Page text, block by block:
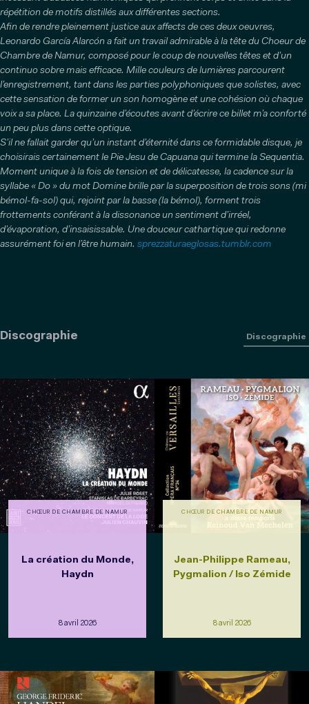
répétition de motifs distillés aux différentes sections.
Afin de rendre pleinement justice aux affects de ces deux oeuvres,
Leonardo García Alarcón a fait un travail admirable à la tête du Choeur de
Chambre de Namur, composé pour le coup de nouvelles têtes et d’un
continuo sobre mais efficace. Mille couleurs de lumières parcourent
l’enregistrement, tant dans les parties polyphoniques que solistes, avec
cette sensation de former un son homogène et une cohésion où chaque
voix a sa place. La quinzaine d’écoutes avant d’écrire ce billet m’a conforté
un peu plus dans cette optique.
S’il ne fallait garder qu’un instant d’éternité dans ce formidable disque, je
choisirais certainement le Pie Jesu de Capuana qui termine la Sequentia.
Moment unique à la fois de tension et de délicatesse, la cadence sur la
syllabe « Do » du mot Domine brille par la superposition de trois sons (mi
bémol-fa-sol) qui, rejoint par la basse (la bémol), forment trois
frottements conférant à la dissonance un sentiment d’irréel,
d’évaporation, d’insaisissable. Une douceur cathartique qui redonne
assurément foi en l’être humain. sprezzaturaeglosas.tumblr.com
Discographie Discographie
CHŒUR DE CHAMBRE DE NAMUR
La création du Monde,
Haydn
8 avril 2026
CHŒUR DE CHAMBRE DE NAMUR
Jean-Philippe Rameau,
Pygmalion / Iso Zémide
8 avril 2026